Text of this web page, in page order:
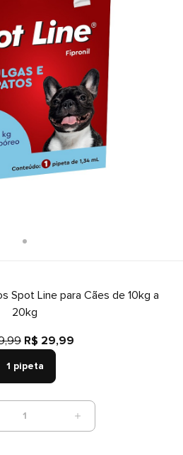
Spot Line para Cães de 10kg a
20kg
R$ 29,99
1 pipeta
1